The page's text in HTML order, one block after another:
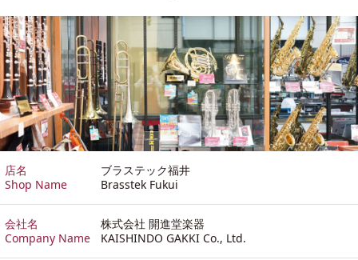
店名
Shop Name
ブラステック福井
Brasstek Fukui
会社名
Company Name
株式会社 開進堂楽器
KAISHINDO GAKKI Co., Ltd.